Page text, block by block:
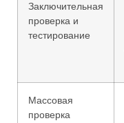
Заключительная
проверка и
тестирование
Массовая
проверка